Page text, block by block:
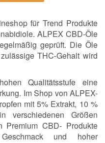
für Trend Produkte
ALPEX CBD-Öle
geprüft. Die Öle
THC-Gehalt wird
Qualitätsstufe eine
Im Shop von ALPEX-
mit 5% Extrakt, 10 %
verschiedenen Größen
Premium CBD- Produkte
und hoher